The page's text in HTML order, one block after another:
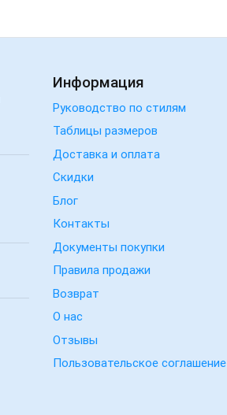
Информация
Руководство по стилям
Таблицы размеров
Доставка и оплата
Скидки
Блог
Контакты
Документы покупки
Правила продажи
Возврат
О нас
Отзывы
Пользовательское соглашение